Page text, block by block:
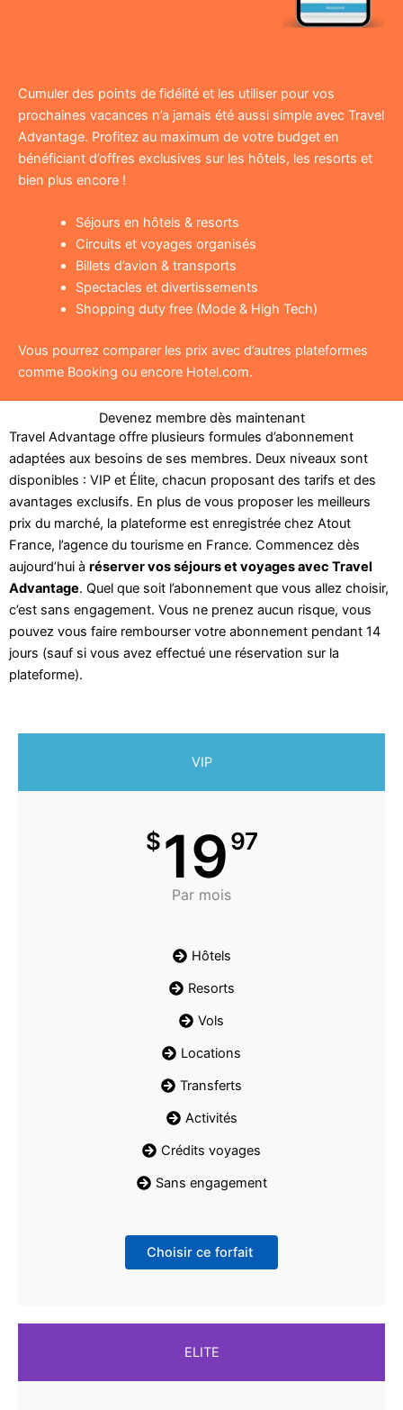
Cumuler des points de fidélité et les utiliser pour vos
prochaines vacances n’a jamais été aussi simple avec Travel
Advantage. Profitez au maximum de votre budget en
bénéficiant d’offres exclusives sur les hôtels, les resorts et
bien plus encore !
Séjours en hôtels & resorts
Circuits et voyages organisés
Billets d’avion & transports
Spectacles et divertissements
Shopping duty free (Mode & High Tech)
Vous pourrez comparer les prix avec d’autres plateformes
comme Booking ou encore Hotel.com.
Devenez membre dès maintenant
Travel Advantage offre plusieurs formules d’abonnement
adaptées aux besoins de ses membres. Deux niveaux sont
disponibles : VIP et Élite, chacun proposant des tarifs et des
avantages exclusifs. En plus de vous proposer les meilleurs
prix du marché, la plateforme est enregistrée chez Atout
France, l’agence du tourisme en France. Commencez dès
aujourd’hui à réserver vos séjours et voyages avec Travel
Advantage. Quel que soit l’abonnement que vous allez choisir,
c’est sans engagement. Vous ne prenez aucun risque, vous
pouvez vous faire rembourser votre abonnement pendant 14
jours (sauf si vous avez effectué une réservation sur la
plateforme).
VIP
$1997
Par mois
Hôtels
Resorts
Vols
Locations
Transferts
Activités
Crédits voyages
Sans engagement
Choisir ce forfait
ELITE